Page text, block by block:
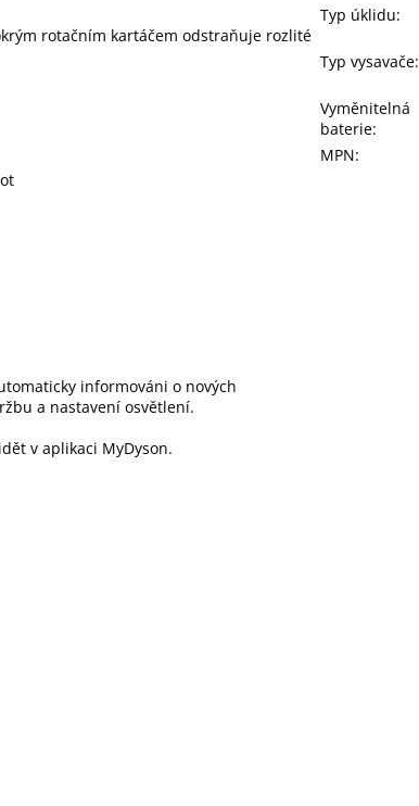
rotačním kartáčem odstraňuje rozlité
informováni o nových
a nastavení osvětlení.
v aplikaci MyDyson.
Typ úklidu:
Typ vysavače:
Vyměnitelná
baterie:
MPN: